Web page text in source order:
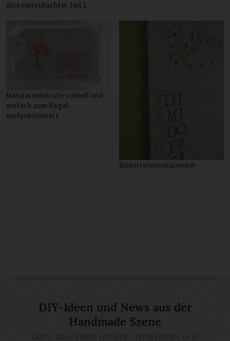
Alte Hutschachtel Teil 1
Mandarinenkiste schnell und
einfach zum Regal
umfunktioniert
Bilderrahmenkalender
DIY-Ideen und News aus der
Handmade Szene